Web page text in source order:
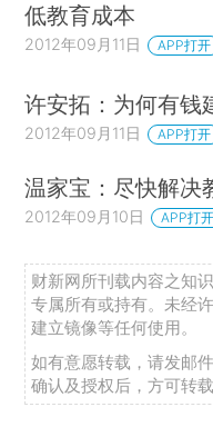
低教育成本
2012年09月11日 APP打开
许安拓：为何有钱
2012年09月11日 APP打开
温家宝：尽快解决
2012年09月10日 APP打开
财新网所刊载内容之知
专属所有或持有。未经
建立镜像等任何使用。
如有意愿转载，请发邮
确认及授权后，方可转载